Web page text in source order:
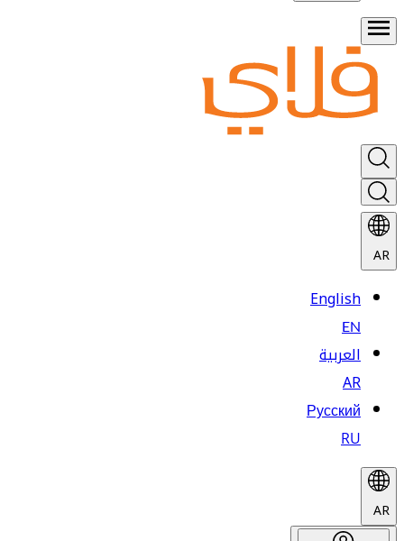
AR
English
EN
العربية
AR
Русский
RU
AR